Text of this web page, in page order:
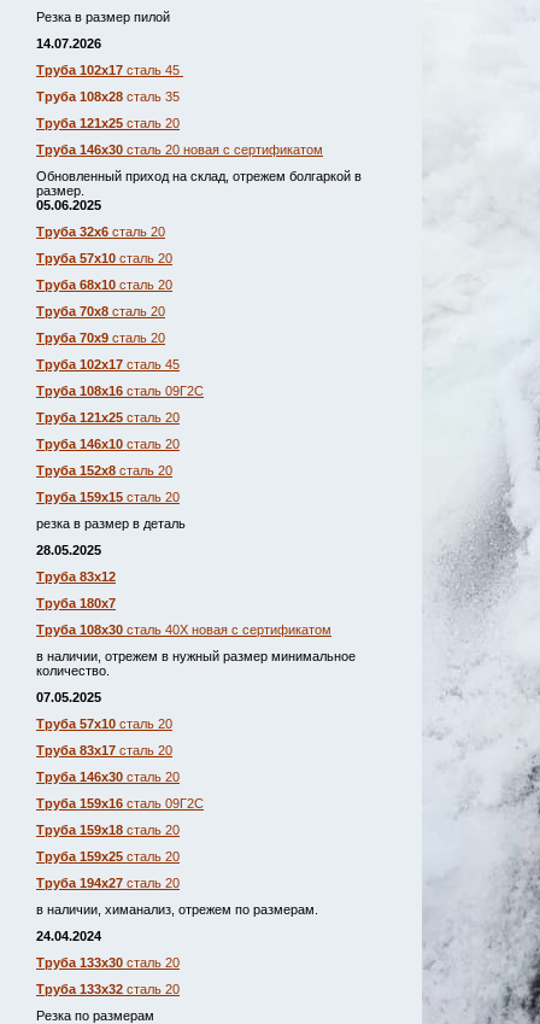
Резка в размер пилой
14.07.2026
Труба 102х17 сталь 45
Труба 108х28 сталь 35
Труба 121х25 сталь 20
Труба 146х30 сталь 20 новая с сертификатом
Обновленный приход на склад, отрежем болгаркой в
размер.
05.06.2025
Труба 32х6 сталь 20
Труба 57х10 сталь 20
Труба 68х10 сталь 20
Труба 70х8 сталь 20
Труба 70х9 сталь 20
Труба 102х17 сталь 45
Труба 108х16 сталь 09Г2С
Труба 121х25 сталь 20
Труба 146х10 сталь 20
Труба 152х8 сталь 20
Труба 159х15 сталь 20
резка в размер в деталь
28.05.2025
Труба 83х12
Труба 180х7
Труба 108х30 сталь 40Х новая с сертификатом
в наличии, отрежем в нужный размер минимальное
количество.
07.05.2025
Труба 57х10 сталь 20
Труба 83х17 сталь 20
Труба 146х30 сталь 20
Труба 159х16 сталь 09Г2С
Труба 159х18 сталь 20
Труба 159х25 сталь 20
Труба 194х27 сталь 20
в наличии, химанализ, отрежем по размерам.
24.04.2024
Труба 133х30 сталь 20
Труба 133х32 сталь 20
Резка по размерам